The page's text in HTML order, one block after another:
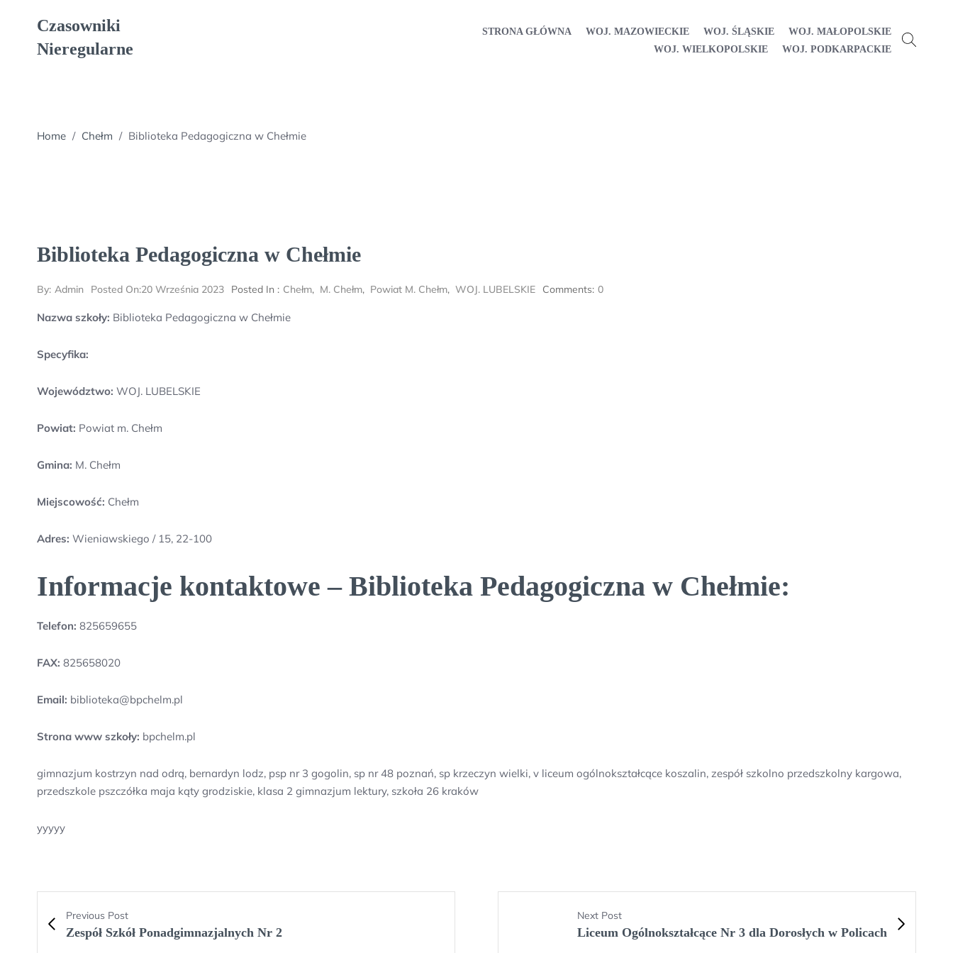
Czasowniki
Nieregularne
STRONA GŁÓWNA WOJ. MAZOWIECKIE WOJ. ŚLĄSKIE
WOJ. MAŁOPOLSKIE
WOJ. WIELKOPOLSKIE
WOJ. PODKARPACKIE
Home / Chełm / Biblioteka Pedagogiczna w Chełmie
Biblioteka Pedagogiczna w Chełmie
By: Admin Posted On:20 Września 2023 Posted In : Chełm, M. Chełm, Powiat M. Chełm, WOJ. LUBELSKIE Comments: 0
Nazwa szkoły: Biblioteka Pedagogiczna w Chełmie
Specyfika:
Województwo: WOJ. LUBELSKIE
Powiat: Powiat m. Chełm
Gmina: M. Chełm
Miejscowość: Chełm
Adres: Wieniawskiego / 15, 22-100
Informacje kontaktowe – Biblioteka Pedagogiczna w Chełmie:
Telefon: 825659655
FAX: 825658020
Email: biblioteka@bpchelm.pl
Strona www szkoły: bpchelm.pl
gimnazjum kostrzyn nad odrą, bernardyn lodz, psp nr 3 gogolin, sp nr 48 poznań, sp krzeczyn wielki, v liceum ogólnokształcące koszalin, zespół szkolno przedszkolny kargowa,
przedszkole pszczółka maja kąty grodziskie, klasa 2 gimnazjum lektury, szkoła 26 kraków
yyyyy
Previous Post
Zespół Szkół Ponadgimnazjalnych Nr 2
Next Post
Liceum Ogólnokształcące Nr 3 dla Dorosłych w Policach